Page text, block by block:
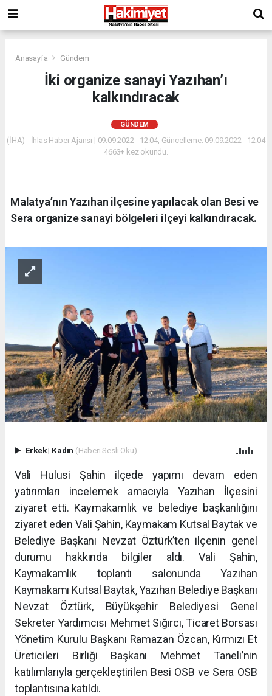
Anasayfa Gündem
İki organize sanayi Yazıhan’ı
kalkındıracak
GÜNDEM
(İHA) - İhlas Haber Ajansı | 09.09.2022 - 12:04, Güncelleme: 09.09.2022 - 12:04
4663+ kez okundu.
Malatya’nın Yazıhan ilçesine yapılacak olan Besi ve
Sera organize sanayi bölgeleri ilçeyi kalkındıracak.
Erkek| Kadın (Haberi Sesli Oku)
Vali Hulusi Şahin ilçede yapımı devam eden
yatırımları incelemek amacıyla Yazıhan İlçesini
ziyaret etti. Kaymakamlık ve belediye başkanlığını
ziyaret eden Vali Şahin, Kaymakam Kutsal Baytak ve
Belediye Başkanı Nevzat Öztürk’ten ilçenin genel
durumu hakkında bilgiler aldı. Vali Şahin,
Kaymakamlık toplantı salonunda Yazıhan
Kaymakamı Kutsal Baytak, Yazıhan Belediye Başkanı
Nevzat Öztürk, Büyükşehir Belediyesi Genel
Sekreter Yardımcısı Mehmet Sığırcı, Ticaret Borsası
Yönetim Kurulu Başkanı Ramazan Özcan, Kırmızı Et
Üreticileri Birliği Başkanı Mehmet Taneli’nin
katılımlarıyla gerçekleştirilen Besi OSB ve Sera OSB
toplantısına katıldı.